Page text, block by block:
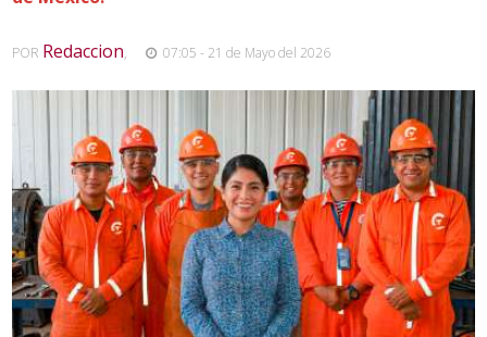
POR Redaccion, 07:05 - 21 de Mayo del 2026